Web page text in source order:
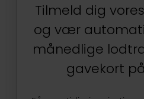
Tilmeld dig
og vær
månedlige
gavekort på